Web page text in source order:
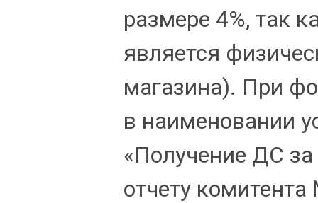
размере 4%, так
является
магазина). При
в наименовании
«Получение ДС
отчету